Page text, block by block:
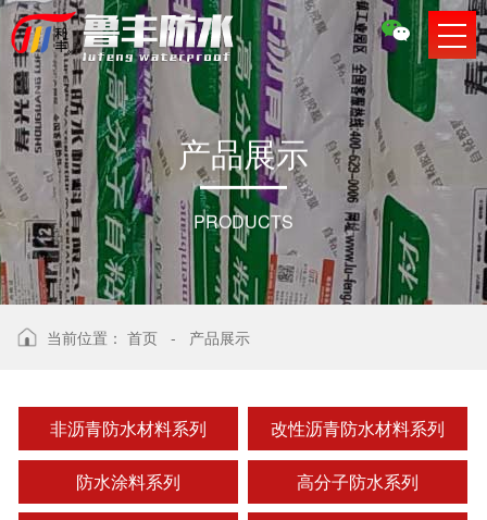
产品展示
PRODUCTS
当前位置： 首页 - 产品展示
非沥青防水材料系列 改性沥青防水材料系列
防水涂料系列 高分子防水系列